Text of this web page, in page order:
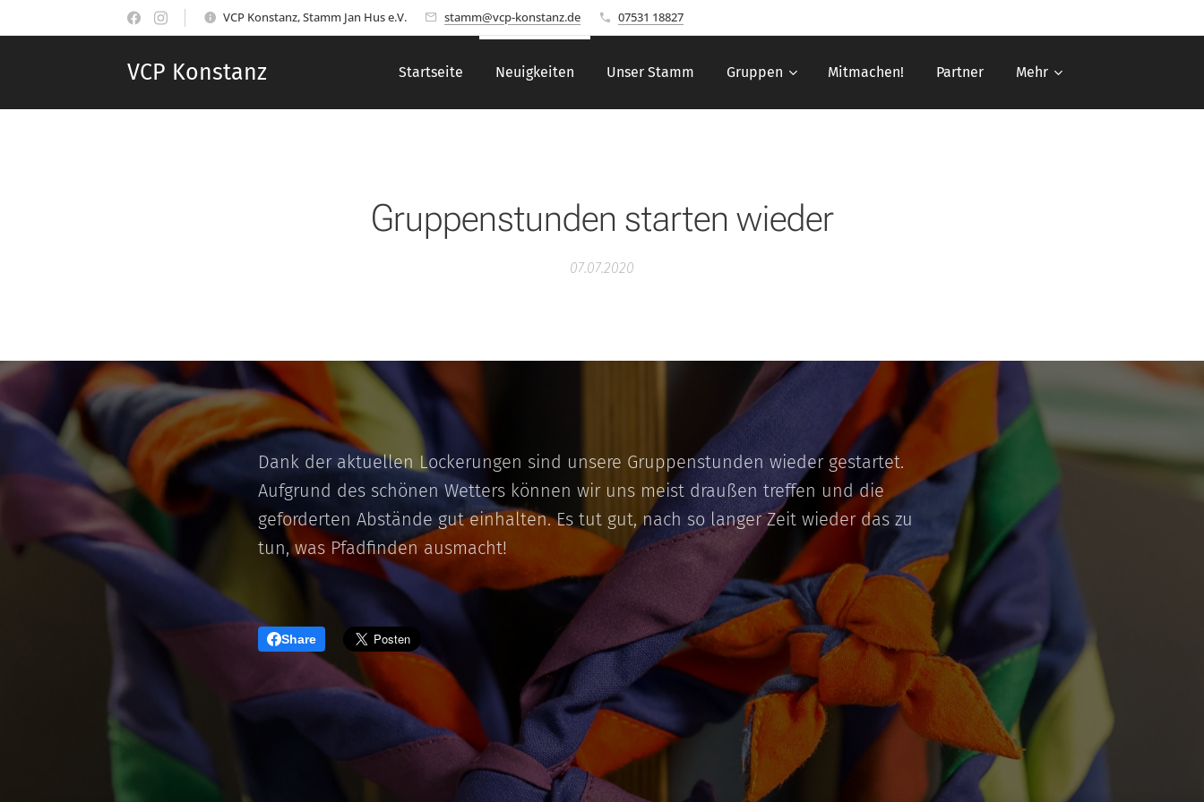
VCP Konstanz, Stamm Jan Hus e.V. stamm@vcp-konstanz.de 07531 18827
VCP Konstanz Startseite Neuigkeiten Unser Stamm Gruppen Mitmachen! Partner Mehr
Gruppenstunden starten wieder
07.07.2020
Dank der aktuellen Lockerungen sind unsere Gruppenstunden wieder gestartet.
Aufgrund des schönen Wetters können wir uns meist draußen treffen und die
geforderten Abstände gut einhalten. Es tut gut, nach so langer Zeit wieder das zu
tun, was Pfadfinden ausmacht!
Share